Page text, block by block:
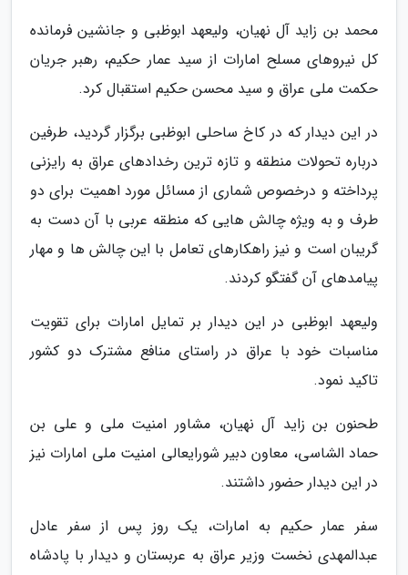
محمد بن زاید آل نهیان، ولیعهد ابوظبی و جانشین فرمانده
کل نیروهای مسلح امارات از سید عمار حکیم، رهبر جریان
حکمت ملی عراق و سید محسن حکیم استقبال کرد.
در این دیدار که در کاخ ساحلی ابوظبی برگزار گردید، طرفین
درباره تحولات منطقه و تازه ترین رخدادهای عراق به رایزنی
پرداخته و درخصوص شماری از مسائل مورد اهمیت برای دو
طرف و به ویژه چالش هایی که منطقه عربی با آن دست به
گریبان است و نیز راهکارهای تعامل با این چالش ها و مهار
پیامدهای آن گفتگو کردند.
ولیعهد ابوظبی در این دیدار بر تمایل امارات برای تقویت
مناسبات خود با عراق در راستای منافع مشترک دو کشور
تاکید نمود.
طحنون بن زاید آل نهیان، مشاور امنیت ملی و علی بن
حماد الشاسی، معاون دبیر شورایعالی امنیت ملی امارات نیز
در این دیدار حضور داشتند.
سفر عمار حکیم به امارات، یک روز پس از سفر عادل
عبدالمهدی نخست وزیر عراق به عربستان و دیدار با پادشاه